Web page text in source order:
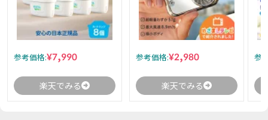
参考価格:¥7,990
楽天でみる
参考価格:¥2,980
楽天でみる
参